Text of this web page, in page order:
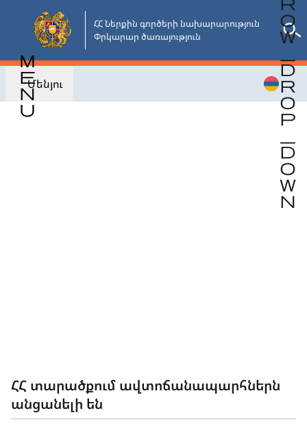
հիմնական
բովանդակությանը
ՀՀ Ներքին գործերի նախարարություն
Փրկարար ծառայություն
Մենյու
ՀՀ տարածքում ավտոճանապարհներն
անցանելի են